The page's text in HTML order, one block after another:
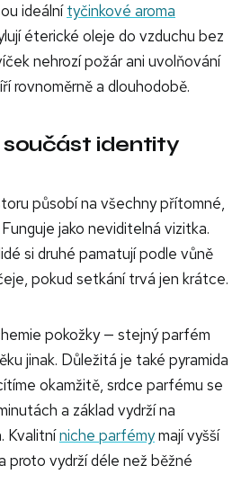
ideálnítyčinkové aroma
éterické oleje do vzduchu bez
nehrozí požár ani uvolňování
rovnoměrně a dlouhodobě.
identity
působí na všechny přítomné,
jako neviditelná vizitka.
si druhé pamatují podle vůně
pokud setkání trvá jen krátce.
pokožky — stejný parfém
jinak. Důležitá je také pyramida
okamžitě, srdce parfému se
a základ vydrží na
Kvalitníniche parfémymají vyšší
proto vydrží déle než běžné